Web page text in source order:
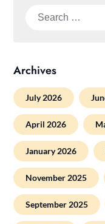
Search
Archives
July 2026
April 2026
January 2026
November 2025
September 2025